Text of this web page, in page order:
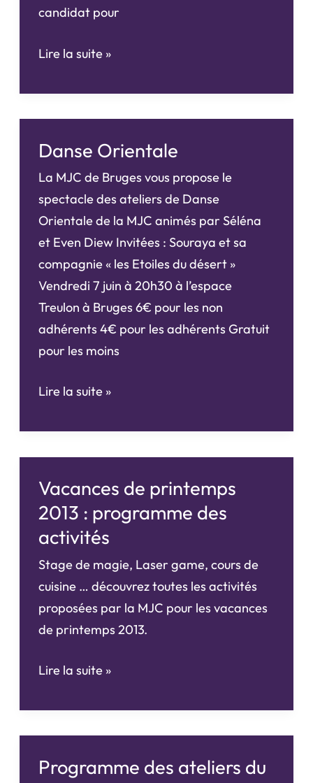
candidat pour
Assemblée
&
Fête
la
MJC
Lire la suite »
Danse Orientale
La MJC de Bruges vous propose le
spectacle des ateliers de Danse
Orientale de la MJC animés par Séléna
et Even Diew Invitées : Souraya et sa
compagnie « les Etoiles du désert »
Vendredi 7 juin à 20h30 à l’espace
Treulon à Bruges 6€ pour les non
adhérents 4€ pour les adhérents Gratuit
pour les moins
Danse
Lire la suite »
Vacances de printemps
2013 : programme des
activités
Stage de magie, Laser game, cours de
cuisine … découvrez toutes les activités
proposées par la MJC pour les vacances
de printemps 2013.
Vacances
printemps
2013
programme
Lire la suite »
Programme des ateliers du